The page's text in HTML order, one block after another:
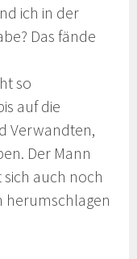
ich in der
Das fände
so
auf die
Verwandten,
Der Mann
auch noch
herumschlagen